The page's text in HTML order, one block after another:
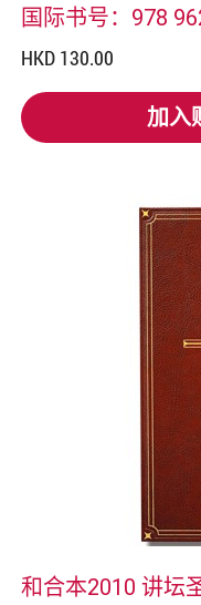
国际书号：978
HKD 130.00
加入
加入购
和合本2010 讲坛